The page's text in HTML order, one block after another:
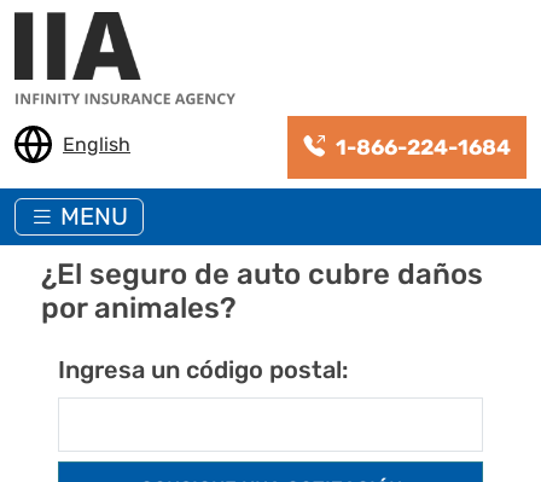
Pasar al contenido principal
English 1-866-224-1684
MENU
¿El seguro de auto cubre daños
por animales?
Ingresa un código postal: